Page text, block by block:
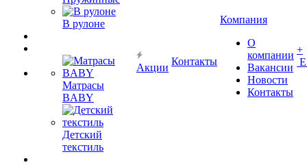
В рулоне
Матрасы
BABY
Детский
текстиль
Акции
Контакты
Компания
О
компании
Вакансии
Новости
Контакты
+